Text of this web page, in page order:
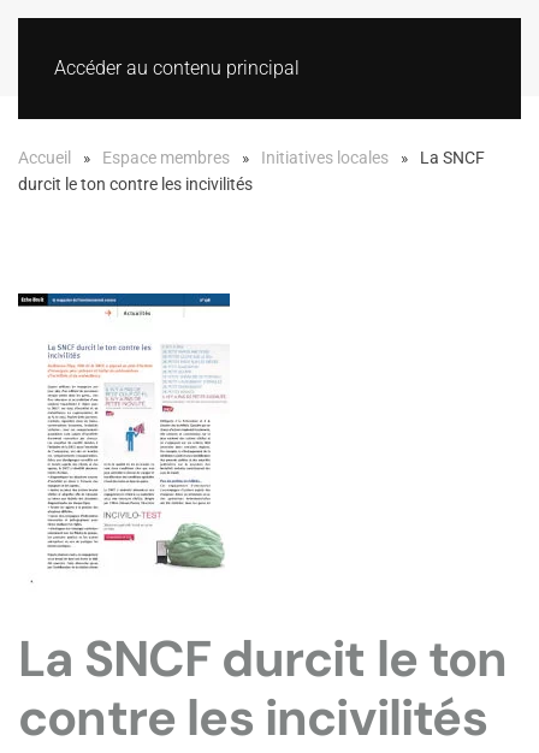
Accéder au contenu principal
Accueil Espace membres Initiatives locales
La SNCF
durcit le ton contre les incivilités
La SNCF durcit le ton
contre les incivilités